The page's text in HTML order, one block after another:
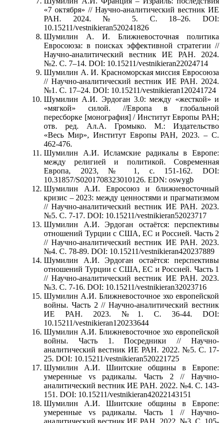
«7 октября» // Научно-аналитический вестник ИЕ
РАН. 2024. № 5. С. 18–26. DOI:
10.15211/vestnikieran520241826
Шумилин А. И. Ближневосточная политика
Евросоюза: в поисках эффективной стратегии //
Научно-аналитический вестник ИЕ РАН. 2024.
№2. С. 7–14. DOI: 10.15211/vestnikieran22024714
Шумилин А. И. Красноморская миссия Евросоюза
// Научно-аналитический вестник ИЕ РАН. 2024.
№1. С. 17–24. DOI: 10.15211/vestnikieran120241724
Шумилин А.И. Эрдоган 3.0: между «жесткой» и
«мягкой» силой. //Европа в глобальной
пересборке [монография] / Институт Европы РАН;
отв. ред. Ал.А. Громыко. М.: Издательство
«Весь Мир», Институт Европы РАН, 2023. – С.
462-476.
Шумилин А.И. Исламские радикалы в Европе:
между религией и политикой. Современная
Европа, 2023, № 1, с. 151-162. DOI:
10.31857/S0201708323010126. EDN: oswygb
Шумилин А.И. Евросоюз и ближневосточный
кризис – 2023: между ценностями и прагматизмом
// Научно-аналитический вестник ИЕ РАН. 2023.
№5. С. 7-17. DOI: 10.15211/vestnikieran52023717
Шумилин А.И. Эрдоган остаётся: перспективы
отношений Турции с США, ЕС и Россией. Часть 2
// Научно-аналитический вестник ИЕ РАН. 2023.
№4. С. 78-89. DOI: 10.15211/vestnikieran420237889
Шумилин А.И. Эрдоган остаётся: перспективы
отношений Турции с США, ЕС и Россией. Часть 1
// Научно-аналитический вестник ИЕ РАН. 2023.
№3. С. 7-16. DOI: 10.15211/vestnikieran32023716
Шумилин А.И. Ближневосточное эхо европейской
войны. Часть 2 // Научно-аналитический вестник
ИЕ РАН. 2023. №1. С. 36-44. DOI:
10.15211/vestnikieran120233644
Шумилин А.И. Ближневосточное эхо европейской
войны. Часть 1. Посредники // Научно-
аналитический вестник ИЕ РАН. 2022. №5. С. 17-
25. DOI: 10.15211/vestnikieran520221725
Шумилин А.И. Шиитские общины в Европе:
умеренные vs радикалы. Часть 2 // Научно-
аналитический вестник ИЕ РАН. 2022. №4. С. 143-
151. DOI: 10.15211/vestnikieran42022143151
Шумилин А.И. Шиитские общины в Европе:
умеренные vs радикалы. Часть 1 // Научно-
аналитический вестник ИЕ РАН. 2022. №3. С. 105-